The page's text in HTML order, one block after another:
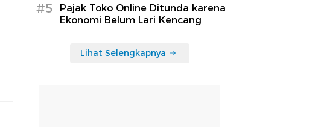
#5
Pajak Toko Online Ditunda karena
Ekonomi Belum Lari Kencang
Lihat Selengkapnya